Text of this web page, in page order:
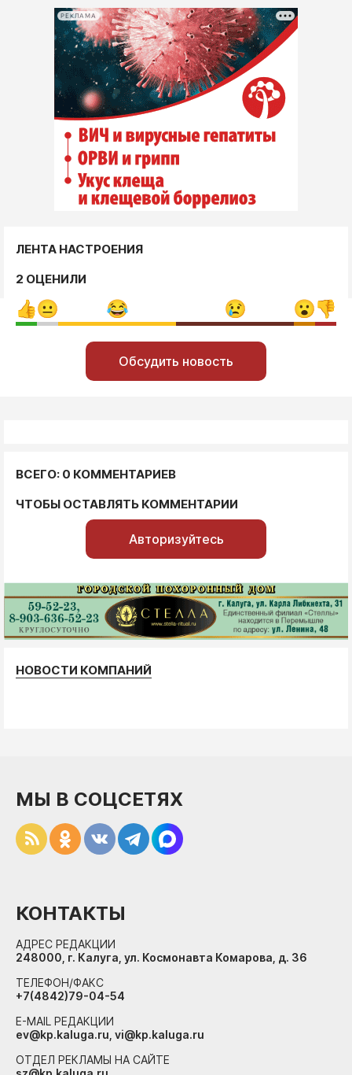
РЕКЛАМА
ЛЕНТА НАСТРОЕНИЯ
2 ОЦЕНИЛИ
Обсудить новость
ВСЕГО: 0 КОММЕНТАРИЕВ
ЧТОБЫ ОСТАВЛЯТЬ КОММЕНТАРИИ
Авторизуйтесь
НОВОСТИ КОМПАНИЙ
МЫ В СОЦСЕТЯХ
КОНТАКТЫ
АДРЕС РЕДАКЦИИ
248000, г. Калуга, ул. Космонавта Комарова, д. 36
ТЕЛЕФОН/ФАКС
+7(4842)79-04-54
E-MAIL РЕДАКЦИИ
ev@kp.kaluga.ru, vi@kp.kaluga.ru
ОТДЕЛ РЕКЛАМЫ НА САЙТЕ